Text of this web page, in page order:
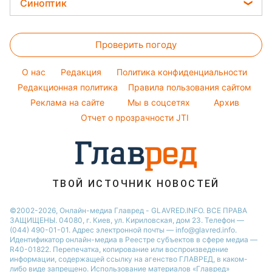
Ольга Сумская
Елена Зеленская
Кейт Миддлтон
Новости Сум
Новости Черкассы
Новости Львова
Новости Запорожья
Новости Днепра
Праздничное меню
Авто
Стирка
Комнатные растения
Денежная помощь
Курс валют
Синоптик
Магнитные бури
Погода на сегодня
Погода на завтра
Пылевая буря
Проверить погоду
O нас Редакция
Политика конфиденциальности
Редакционная политика
Правила пользования сайтом
Реклама на сайте
Мы в соцсетях
Архив
Отчет о прозрачности JTI
ТВОЙ ИСТОЧНИК НОВОСТЕЙ
©2002-2026, Онлайн-медиа Главред - GLAVRED.INFO. ВСЕ ПРАВА
ЗАЩИЩЕНЫ. 04080, г. Киев, ул. Кириловская, дом 23. Телефон —
(044) 490-01-01. Адрес электронной почты — info@glavred.info.
Идентификатор онлайн-медиа в Реестре cубъектов в сфере медиа —
R40-01822. Перепечатка, копирование или воспроизведение
информации, содержащей ссылку на агенство ГЛАВРЕД, в каком-
либо виде запрещено. Использование материалов «Главред»